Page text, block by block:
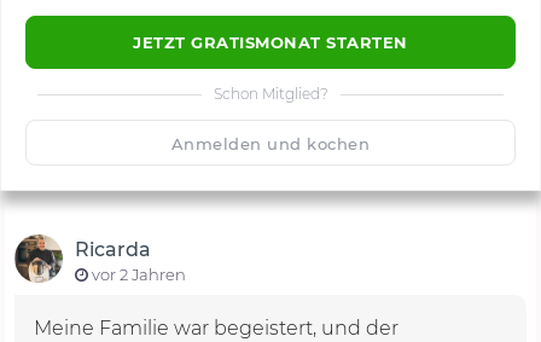
JETZT GRATISMONAT STARTEN
Schon Mitglied?
Anmelden und kochen
🙂 Speichern
Ricarda
vor 2 Jahren
Meine Familie war begeistert, und der